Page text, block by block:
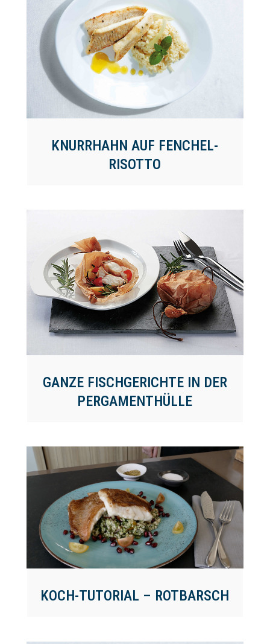
KNURRHAHN AUF FENCHEL-
RISOTTO
GANZE FISCHGERICHTE IN DER
PERGAMENTHÜLLE
KOCH-TUTORIAL – ROTBARSCH